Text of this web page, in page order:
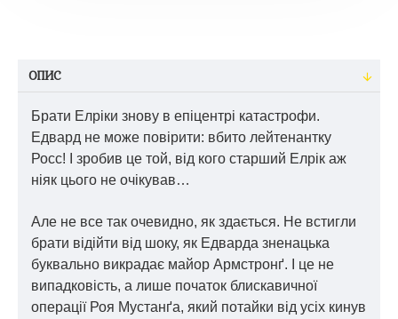
ОПИС
Брати Елріки знову в епіцентрі катастрофи.
Едвард не може повірити: вбито лейтенантку
Росс! І зробив це той, від кого старший Елрік аж
ніяк цього не очікував…
Але не все так очевидно, як здається. Не встигли
брати відійти від шоку, як Едварда зненацька
буквально викрадає майор Армстронґ. І це не
випадковість, а лише початок блискавичної
операції Роя Мустанґа, який потайки від усіх кинув